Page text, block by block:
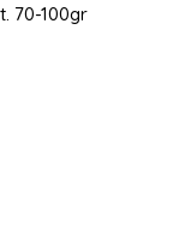
70-100gr